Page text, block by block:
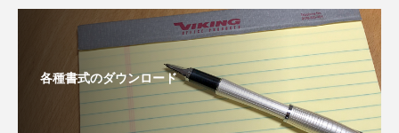
各種書式のダウンロード